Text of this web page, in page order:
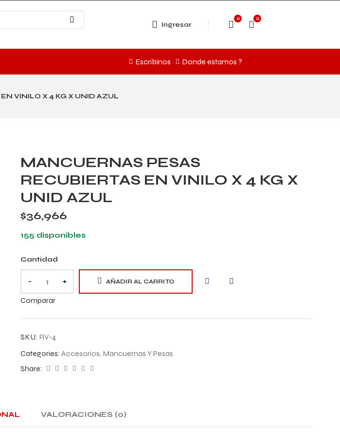
Ingresar
0 0
Escribinos Donde estamos ?
VINILO X 4 KG X UNID AZUL
MANCUERNAS PESAS
RECUBIERTAS EN VINILO X 4 KG X
UNID AZUL
$36,966
155 disponibles
Cantidad
- + AÑADIR AL CARRITO
Comparar
SKU: RV-4
Categories: Accesorios, Mancuernas Y Pesas
Share:
VALORACIONES (0)